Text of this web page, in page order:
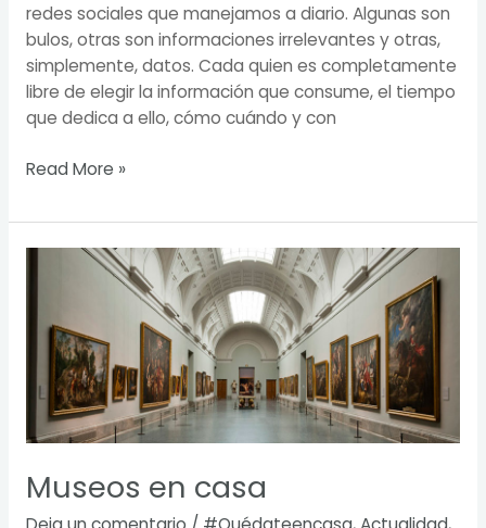
redes sociales que manejamos a diario. Algunas son
bulos, otras son informaciones irrelevantes y otras,
simplemente, datos. Cada quien es completamente
libre de elegir la información que consume, el tiempo
que dedica a ello, cómo cuándo y con
Read More »
Museos en casa
Museos